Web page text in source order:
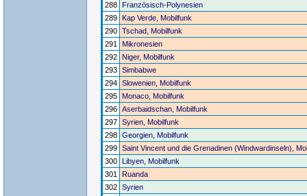
288
Französisch-Polynesien
289 Kap Verde, Mobilfunk
290 Tschad, Mobilfunk
291
Mikronesien
292 Niger, Mobilfunk
293 Simbabwe
294 Slowenien, Mobilfunk
295 Monaco, Mobilfunk
296 Aserbaidschan, Mobilfunk
297 Syrien, Mobilfunk
298 Georgien, Mobilfunk
299 Saint Vincent und die Grenadinen (Windwardinseln),
300
Libyen, Mobilfunk
301
Ruanda
302 Syrien